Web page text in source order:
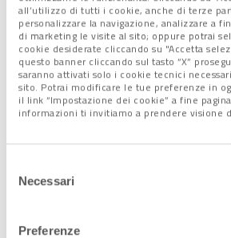
all’utilizzo di tutti i cookie, anche di terze
personalizzare la navigazione, analizzare a
di marketing le visite al sito; oppure potrai
cookie desiderate cliccando su "Accetta
questo banner cliccando sul tasto “X”
saranno attivati solo i cookie tecnici
sito. Potrai modificare le tue preferenze in
il link “Impostazione dei cookie” a fine
informazioni ti invitiamo a prendere visione
delNecessari
Preferenze
vedere tanta gente in strada ad
e credo che, con gli anni, capiremo
è ciò che la Reyer ha fatto».
Tag:Brugnaro